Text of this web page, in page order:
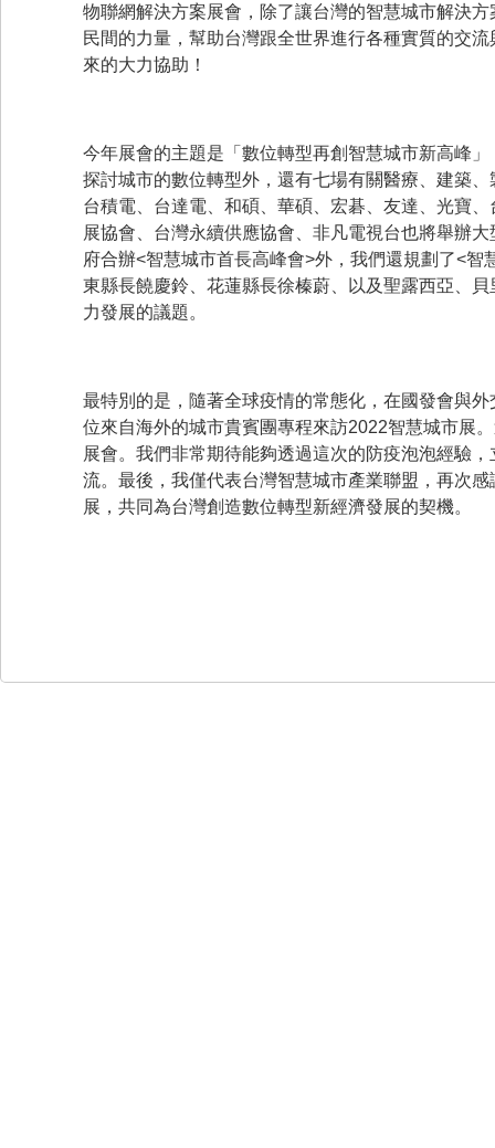
物聯網解決方案展會，除了讓台灣的智慧城市解決
民間的力量，幫助台灣跟全世界進行各種實質的交
來的大力協助！
今年展會的主題是「數位轉型再創智慧城市新高峰
探討城市的數位轉型外，還有七場有關醫療、建築
台積電、台達電、和碩、華碩、宏碁、友達、光寶
展協會、台灣永續供應協會、非凡電視台也將舉辦
府合辦<智慧城市首長高峰會>外，我們還規劃了<
東縣長饒慶鈴、花蓮縣長徐榛蔚、以及聖露西亞、
力發展的議題。
最特別的是，隨著全球疫情的常態化，在國發會與
位來自海外的城市貴賓團專程來訪2022智慧城市展
展會。我們非常期待能夠透過這次的防疫泡泡經驗
流。最後，我僅代表台灣智慧城市產業聯盟，再次
展，共同為台灣創造數位轉型新經濟發展的契機。